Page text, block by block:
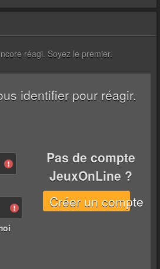
réagi. Soyez le premier.
identifier pour réagir.
Pas de compte
JeuxOnLine ?
Créer un compte